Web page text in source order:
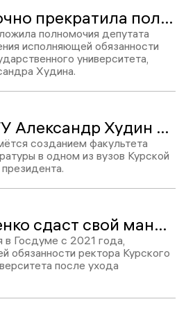
Госдума досрочно прекратила полномочия депутата Екатерины Харченко в связи с назначением и.о. ректора КГУ
полномочия депутата
исполняющей обязанности
университета,
Худина.
Экс-ректор КГУ Александр Худин стал советником губернатора Курской области
созданием факультета
в одном из вузов Курской
Депутат Харченко сдаст свой мандат ради ректорства в КГУ
Госдуме с 2021 года,
обязанности ректора Курского
после ухода